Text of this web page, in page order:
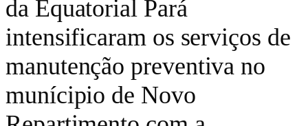
da Equatorial Pará
intensificaram os serviços de
manutenção preventiva no
munícipio de Novo